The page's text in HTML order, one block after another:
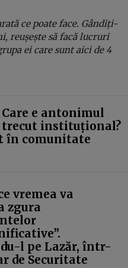
ce poate face. Gândiți-
reușește să facă lucruri
ei care sunt aici de 4
Care e antonimul
instituțional?
în comunitate
vremea va
zgura
l pe Lazăr, într-
de Securitate